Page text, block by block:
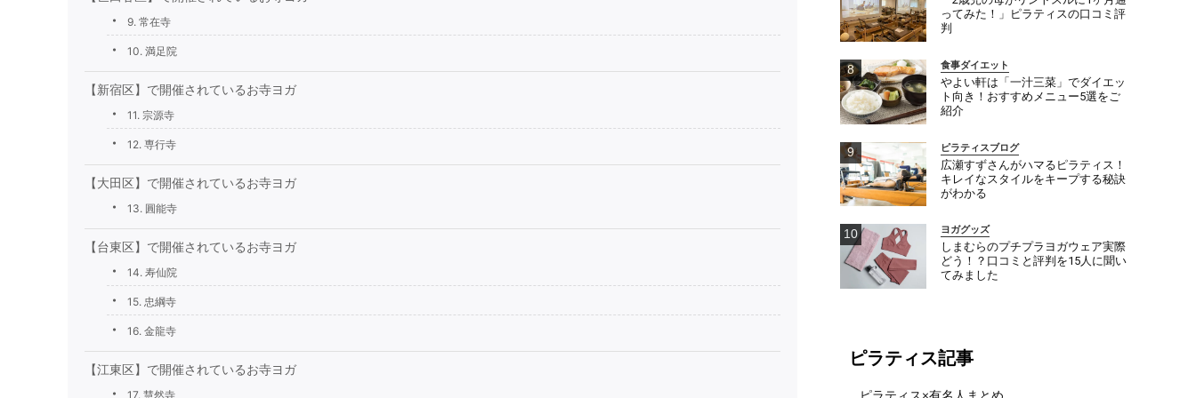
9. 常在寺
10. 満足院
【新宿区】で開催されているお寺ヨガ
11. 宗源寺
12. 専行寺
【大田区】で開催されているお寺ヨガ
13. 圓能寺
【台東区】で開催されているお寺ヨガ
14. 寿仙院
15. 忠綱寺
16. 金龍寺
【江東区】で開催されているお寺ヨガ
17. 慧然寺
ってみた！」ピラティスの口コミ評
判
食事ダイエット
やよい軒は「一汁三菜」でダイエッ
ト向き！おすすめメニュー5選をご
紹介
ピラティスブログ
広瀬すずさんがハマるピラティス！
キレイなスタイルをキープする秘訣
がわかる
ヨガグッズ
しまむらのプチプラヨガウェア実際
どう！？口コミと評判を15人に聞い
てみました
ピラティス記事